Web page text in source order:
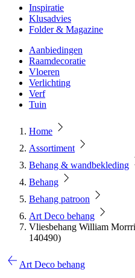
Inspiratie
Klusadvies
Folder & Magazine
Aanbiedingen
Raamdecoratie
Vloeren
Verlichting
Verf
Tuin
Home
Assortiment
Behang & wandbekleding
Behang
Behang patroon
Art Deco behang
Vliesbehang William
140490)
Art Deco behang